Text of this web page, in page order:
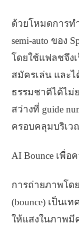
ด้วยโหมดการท
semi-auto ของ
โดยใช้แฟลชจึง
สมัครเล่น และ
ธรรมชาติได้ไม่
สว่างที่ guide
ครอบคลุมบริเว
AI Bounce เพื่อ
การถ่ายภาพโด
(bounce) เป็นเ
ให้แสงในภาพมี